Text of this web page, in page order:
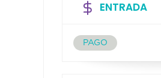
ENTRADA
PAGO